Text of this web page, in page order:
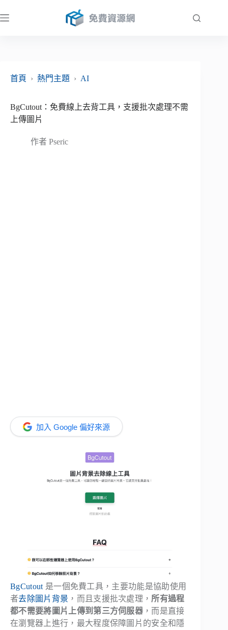
至
首頁
› 熱門主題 › AI
BgCutout：免費線上去背工具，支援批次處理不需
上傳圖片
作者 Pseric
加入 Google 偏好來源
BgCutout 是一個免費工具，主要功能是協助使用
者去除圖片背景 ，而且支援批次處理， 所有過程
都不需要將圖片上傳到第三方伺服器 ，而是直接
在瀏覽器上進行，最大程度保障圖片的安全和隱